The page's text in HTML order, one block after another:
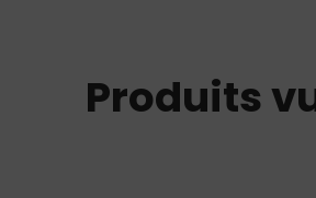
Produits